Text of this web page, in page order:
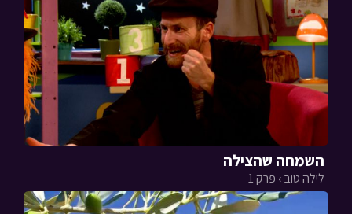
השמחה שהצילה
לילה טוב › פרק 1